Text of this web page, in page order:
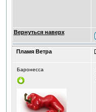
Вернуться наверх
Пламя Ветра
Баронесса